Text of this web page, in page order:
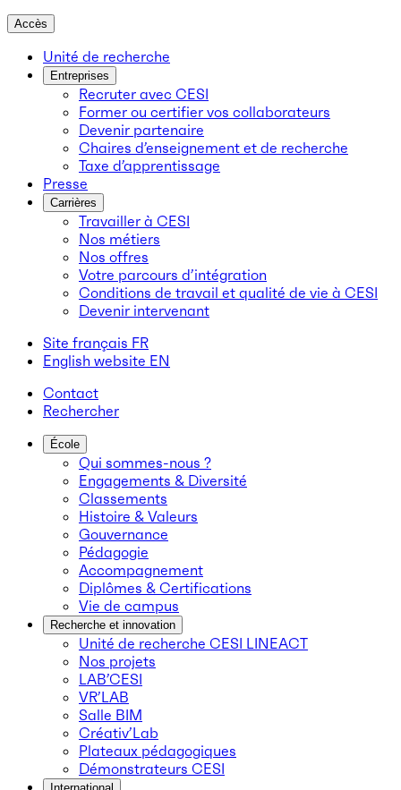
Accès
Unité de recherche
Entreprises
Recruter avec CESI
Former ou certifier vos collaborateurs
Devenir partenaire
Chaires d’enseignement et de recherche
Taxe d’apprentissage
Presse
Carrières
Travailler à CESI
Nos métiers
Nos offres
Votre parcours d’intégration
Conditions de travail et qualité de vie à CESI
Devenir intervenant
Site français FR
English website EN
Contact
Rechercher
École
Qui sommes-nous ?
Engagements & Diversité
Classements
Histoire & Valeurs
Gouvernance
Pédagogie
Accompagnement
Diplômes & Certifications
Vie de campus
Recherche et innovation
Unité de recherche CESI LINEACT
Nos projets
LAB’CESI
VR’LAB
Salle BIM
Créativ’Lab
Plateaux pédagogiques
Démonstrateurs CESI